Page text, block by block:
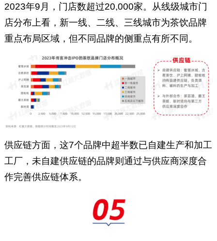
2023年9月，门店数超过20,000家。从线级城市门
店分布上看，新一线、二线、三线城市为茶饮品牌
重点布局区域，但不同品牌的侧重点有所不同。
供应链方面，这7个品牌中超半数已自建生产和加工
工厂，未自建供应链的品牌则通过与供应商深度合
作完善供应链体系。